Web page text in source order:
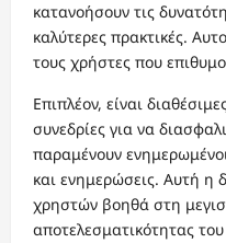
κατανοήσουν τις
καλύτερες πρακτικές.
τους χρήστες που
Επιπλέον, είναι
συνεδρίες για να
παραμένουν
και ενημερώσεις. Αυτή η
χρηστών βοηθά στη
αποτελεσματικότητας